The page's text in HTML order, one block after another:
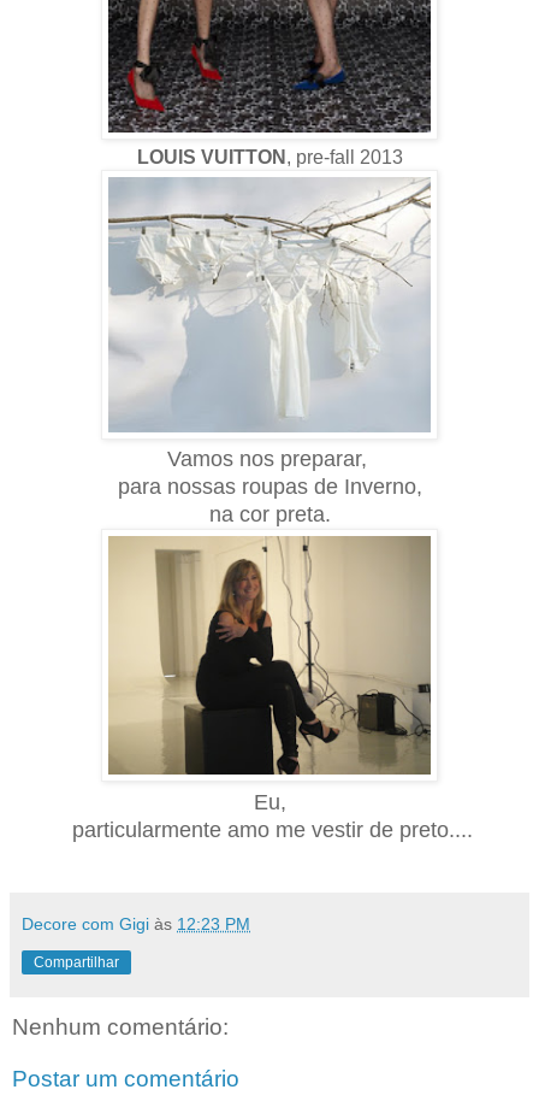
LOUIS VUITTON , pre-fall 2013
Vamos nos preparar,
para nossas roupas de Inverno,
na cor preta.
Eu,
particularmente amo me vestir de preto....
Decore com Gigi às 12:23 PM
Compartilhar
Nenhum comentário:
Postar um comentário